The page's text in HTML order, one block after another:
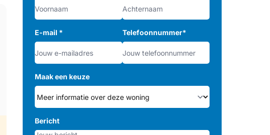
E-mail * Telefoonnummer*
Maak een keuze
Bericht